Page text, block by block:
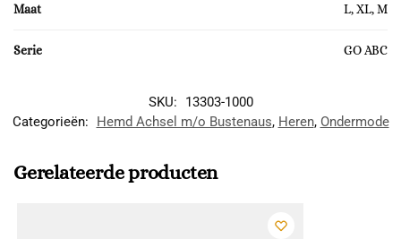
Maat L, XL, M
Serie GO ABC
SKU:
13303-1000
Categorieën:
Hemd Achsel m/o Bustenaus, Heren, Ondermode
Gerelateerde producten